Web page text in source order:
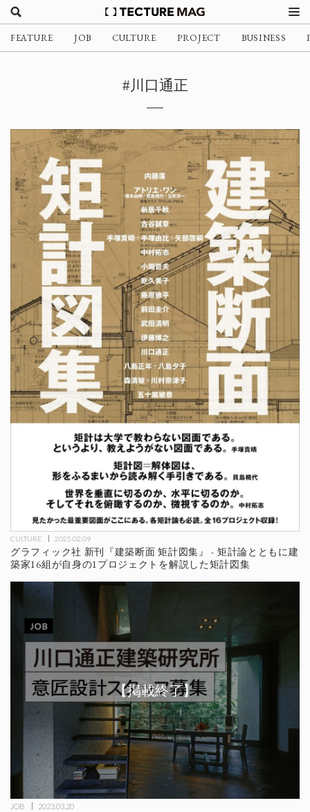
FEATURE JOB CULTURE PROJECT BUSINESS
#川口通正
CULTURE 2025.02.09
グラフィック社 新刊『建築断面 矩計図集』 - 矩計論とともに建
築家16組が自身の1プロジェクトを解説した矩計図集
JOB 2023.03.20